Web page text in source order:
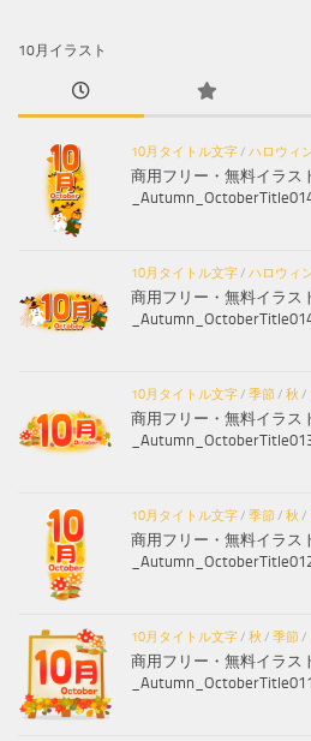
10月イラスト
10月タイトル文字 / ハロウィ
商用フリー・無料イラス
10月タイトル文字 / ハロウィ
商用フリー・無料イラス
10月タイトル文字 / 季節 / 秋 /
商用フリー・無料イラス
10月タイトル文字 / 季節 / 秋 /
商用フリー・無料イラス
10月タイトル文字 / 秋 / 季節 /
商用フリー・無料イラス
_Autumn_OctoberTitle011